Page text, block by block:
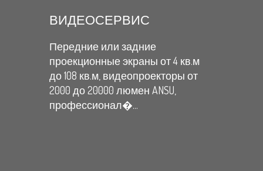
ВИДЕОСЕРВИС
Передние или задние
проекционные экраны от 4 кв.м
до 108 кв.м, видеопроекторы от
2000 до 20000 люмен ANSU,
профессионал�...